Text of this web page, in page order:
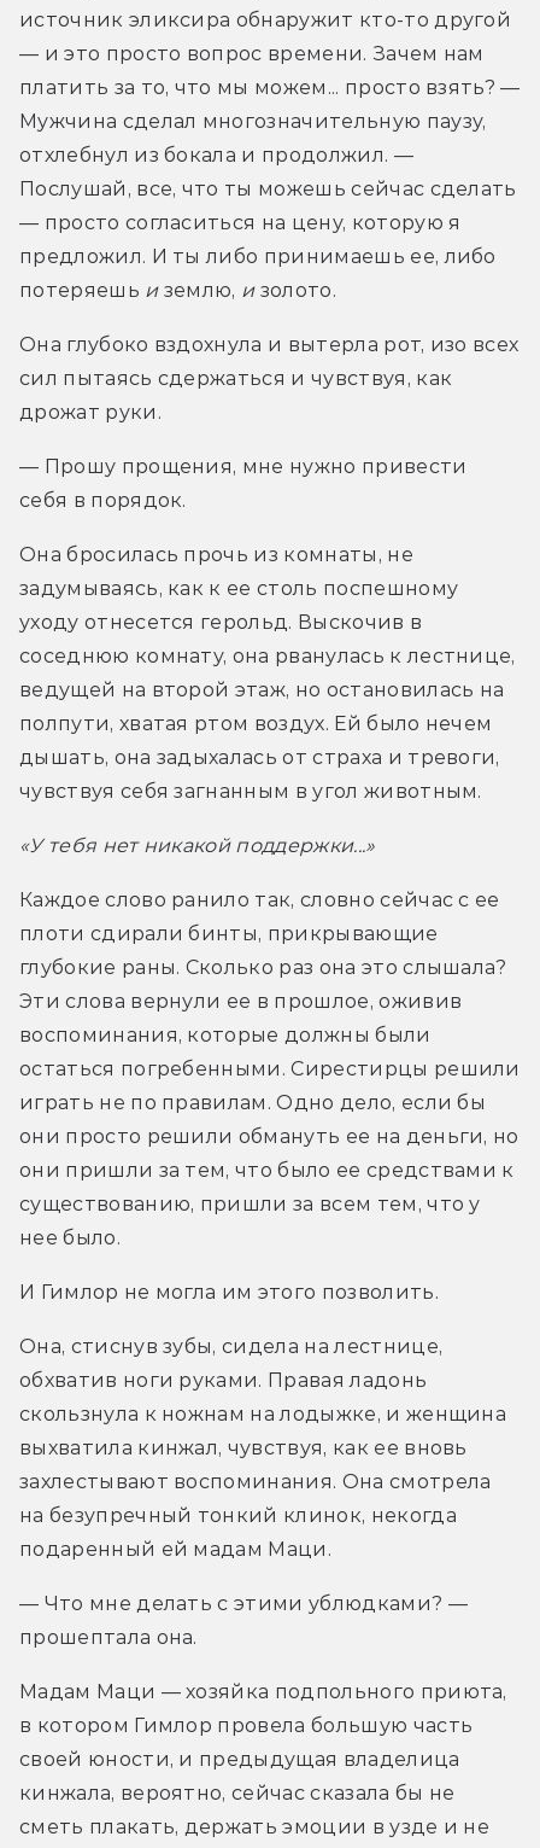
источник эликсира обнаружит кто-то другой
— и это просто вопрос времени. Зачем нам
платить за то, что мы можем... просто взять? —
Мужчина сделал многозначительную паузу,
отхлебнул из бокала и продолжил. —
Послушай, все, что ты можешь сейчас сделать
— просто согласиться на цену, которую я
предложил. И ты либо принимаешь ее, либо
потеряешь и землю, и золото.
Она глубоко вздохнула и вытерла рот, изо всех
сил пытаясь сдержаться и чувствуя, как
дрожат руки.
— Прошу прощения, мне нужно привести
себя в порядок.
Она бросилась прочь из комнаты, не
задумываясь, как к ее столь поспешному
уходу отнесется герольд. Выскочив в
соседнюю комнату, она рванулась к лестнице,
ведущей на второй этаж, но остановилась на
полпути, хватая ртом воздух. Ей было нечем
дышать, она задыхалась от страха и тревоги,
чувствуя себя загнанным в угол животным.
«У тебя нет никакой поддержки...»
Каждое слово ранило так, словно сейчас с ее
плоти сдирали бинты, прикрывающие
глубокие раны. Сколько раз она это слышала?
Эти слова вернули ее в прошлое, оживив
воспоминания, которые должны были
остаться погребенными. Сирестирцы решили
играть не по правилам. Одно дело, если бы
они просто решили обмануть ее на деньги, но
они пришли за тем, что было ее средствами к
существованию, пришли за всем тем, что у
нее было.
И Гимлор не могла им этого позволить.
Она, стиснув зубы, сидела на лестнице,
обхватив ноги руками. Правая ладонь
скользнула к ножнам на лодыжке, и женщина
выхватила кинжал, чувствуя, как ее вновь
захлестывают воспоминания. Она смотрела
на безупречный тонкий клинок, некогда
подаренный ей мадам Маци.
— Что мне делать с этими ублюдками? —
прошептала она.
Мадам Маци — хозяйка подпольного приюта,
в котором Гимлор провела большую часть
своей юности, и предыдущая владелица
кинжала, вероятно, сейчас сказала бы не
сметь плакать, держать эмоции в узде и не